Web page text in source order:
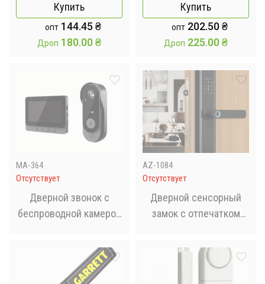
Купить
опт 144.45₴
Дроп 180.00₴
Купить
опт 202.50₴
Дроп 225.00₴
MA-364
Отсутствует
Дверной звонок с
беспроводной камерой
видеодомофон для
дома с ночным
видением
AZ-1084
Отсутствует
Дверной сенсорный
замок с отпечатком
биометрическая
дверная ручка, 4